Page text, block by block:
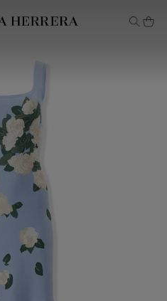
acessibilidade